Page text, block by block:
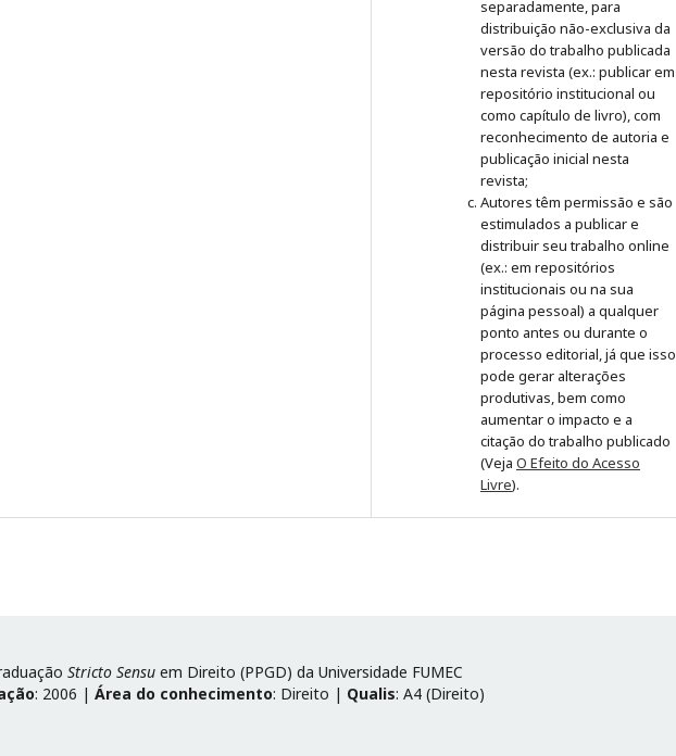
separadamente, para
distribuição não-exclusiva da
versão do trabalho publicada
nesta revista (ex.: publicar em
repositório institucional ou
como capítulo de livro), com
reconhecimento de autoria e
publicação inicial nesta
revista;
Autores têm permissão e são
estimulados a publicar e
distribuir seu trabalho online
(ex.: em repositórios
institucionais ou na sua
página pessoal) a qualquer
ponto antes ou durante o
processo editorial, já que isso
pode gerar alterações
produtivas, bem como
aumentar o impacto e a
citação do trabalho publicado
(Veja O Efeito do Acesso
Livre).
Stricto Sensu em Direito (PPGD) da Universidade FUMEC
: 2006 | Área do conhecimento: Direito | Qualis: A4 (Direito)